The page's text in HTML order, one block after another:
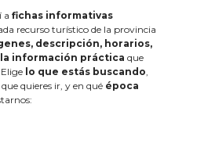
a fichas informativas
recurso turístico de la provincia
descripción, horarios,
información práctica que
lo que estás buscando,
que quieres ir, y en qué época